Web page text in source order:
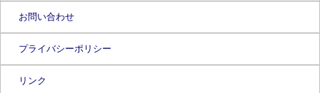
お問い合わせ
プライバシーポリシー
リンク